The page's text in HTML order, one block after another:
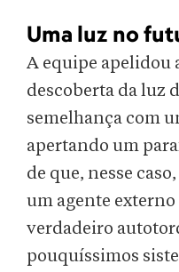
Uma luz no
A equipe apelidou
descoberta da luz
semelhança com
apertando um
de que, nesse
um agente
verdadeiro
pouquíssimos